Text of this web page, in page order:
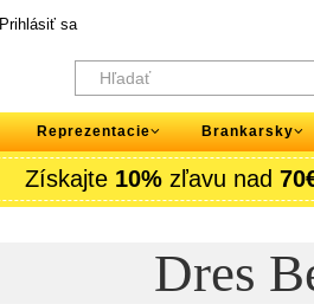
Prihlásiť sa
Reprezentacie Brankarsky
Získajte 10% zľavu nad
Dres